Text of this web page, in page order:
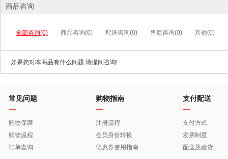
商品咨询
全部咨询(0) 商品咨询(0) 配送咨询(0) 售后咨询(0) 其他(0)
如果您对本商品有什么问题,请提问咨询!
常见问题
购物保障
购物流程
订单查询
购物指南
注册流程
会员身份转换
优惠券使用指南
支付配送
支付方式
发票制度
配送及验货